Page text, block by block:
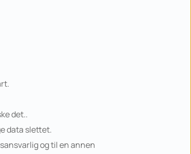
det..
data slettet.
og til en annen